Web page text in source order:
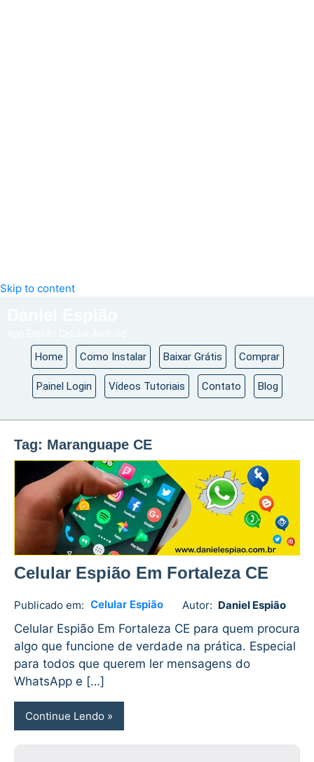
Skip to content
Home Como Instalar Baixar Grátis Comprar
Painel Login Vídeos Tutoriais Contato Blog
Tag: Maranguape CE
Celular Espião Em Fortaleza CE
Publicado em: Celular Espião Autor: Daniel Espião
Daniel
Espião
No
comments
Celular Espião Em Fortaleza CE para quem procura
algo que funcione de verdade na prática. Especial
para todos que querem ler mensagens do
WhatsApp e […]
Continue Lendo